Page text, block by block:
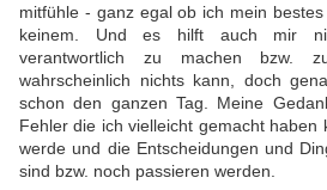
mitfühle - ganz egal ob ich mein
keinem. Und es hilft auch mir
verantwortlich zu machen
wahrscheinlich nichts kann, doch
schon den ganzen Tag. Meine
Fehler die ich vielleicht gemacht haben
werde und die Entscheidungen und
sind bzw. noch passieren werden.